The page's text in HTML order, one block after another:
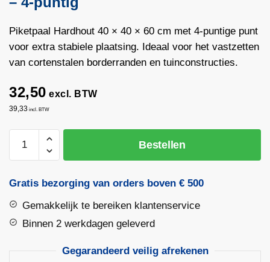
Piketpaal Hardhout 40 × 40 × 60 cm met 4-puntige punt
voor extra stabiele plaatsing. Ideaal voor het vastzetten
van cortenstalen borderranden en tuinconstructies.
32,50 excl. BTW
39,33 incl. BTW
Hardhout
×
×
60
Bestellen
Gratis bezorging van orders boven € 500
Gemakkelijk te bereiken klantenservice
Binnen 2 werkdagen geleverd
Gegarandeerd veilig afrekenen